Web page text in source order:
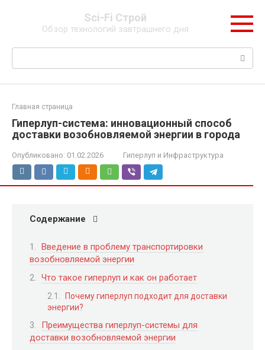
Sci-Fi Строй
Обзор технологий завтрашнего дня
Поиск:
Главная страница
Гиперлуп-система: инновационный способ
доставки возобновляемой энергии в города
Опубликовано: 01.02.2026 Гиперлуп и Инфраструктура
Содержание
Введение в проблему транспортировки
возобновляемой энергии
Что такое гиперлуп и как он работает
Почему гиперлуп подходит для доставки
энергии?
Преимущества гиперлуп-системы для
доставки возобновляемой энергии